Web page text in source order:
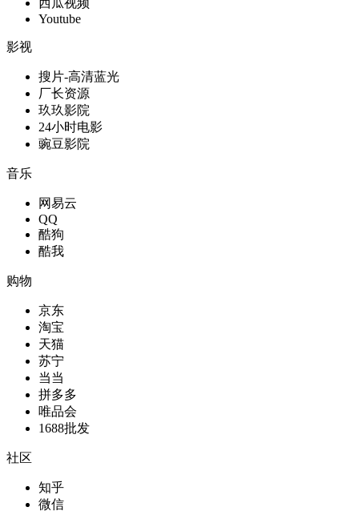
西瓜视频
Youtube
影视
搜片-高清蓝光
厂长资源
玖玖影院
24小时电影
豌豆影院
音乐
网易云
QQ
酷狗
酷我
购物
京东
淘宝
天猫
苏宁
当当
拼多多
唯品会
1688批发
社区
知乎
微信